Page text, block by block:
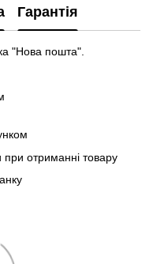
Гарантія
"Нова пошта".
при отриманні товару